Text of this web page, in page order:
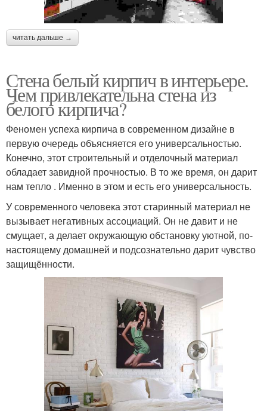
читать дальше →
Стена белый кирпич в интерьере.
Чем привлекательна стена из
белого кирпича?
Феномен успеха кирпича в современном дизайне в
первую очередь объясняется его универсальностью.
Конечно, этот строительный и отделочный материал
обладает завидной прочностью. В то же время, он дарит
нам тепло . Именно в этом и есть его универсальность.
У современного человека этот старинный материал не
вызывает негативных ассоциаций. Он не давит и не
смущает, а делает окружающую обстановку уютной, по-
настоящему домашней и подсознательно дарит чувство
защищённости.